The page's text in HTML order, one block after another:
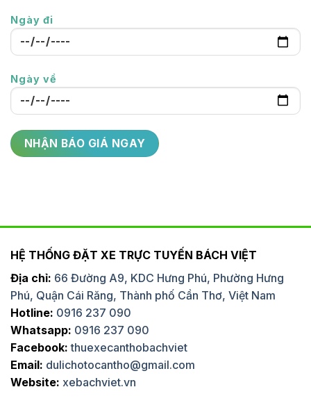
Ngày đi
Ngày về
HỆ THỐNG ĐẶT XE TRỰC TUYẾN BÁCH VIỆT
Địa chỉ: 66 Đường A9, KDC Hưng Phú, Phường Hưng
Phú, Quận Cái Răng, Thành phố Cần Thơ, Việt Nam
Hotline: 0916 237 090
Whatsapp: 0916 237 090
Facebook: thuexecanthobachviet
Email: dulichotocantho@gmail.com
Website: xebachviet.vn